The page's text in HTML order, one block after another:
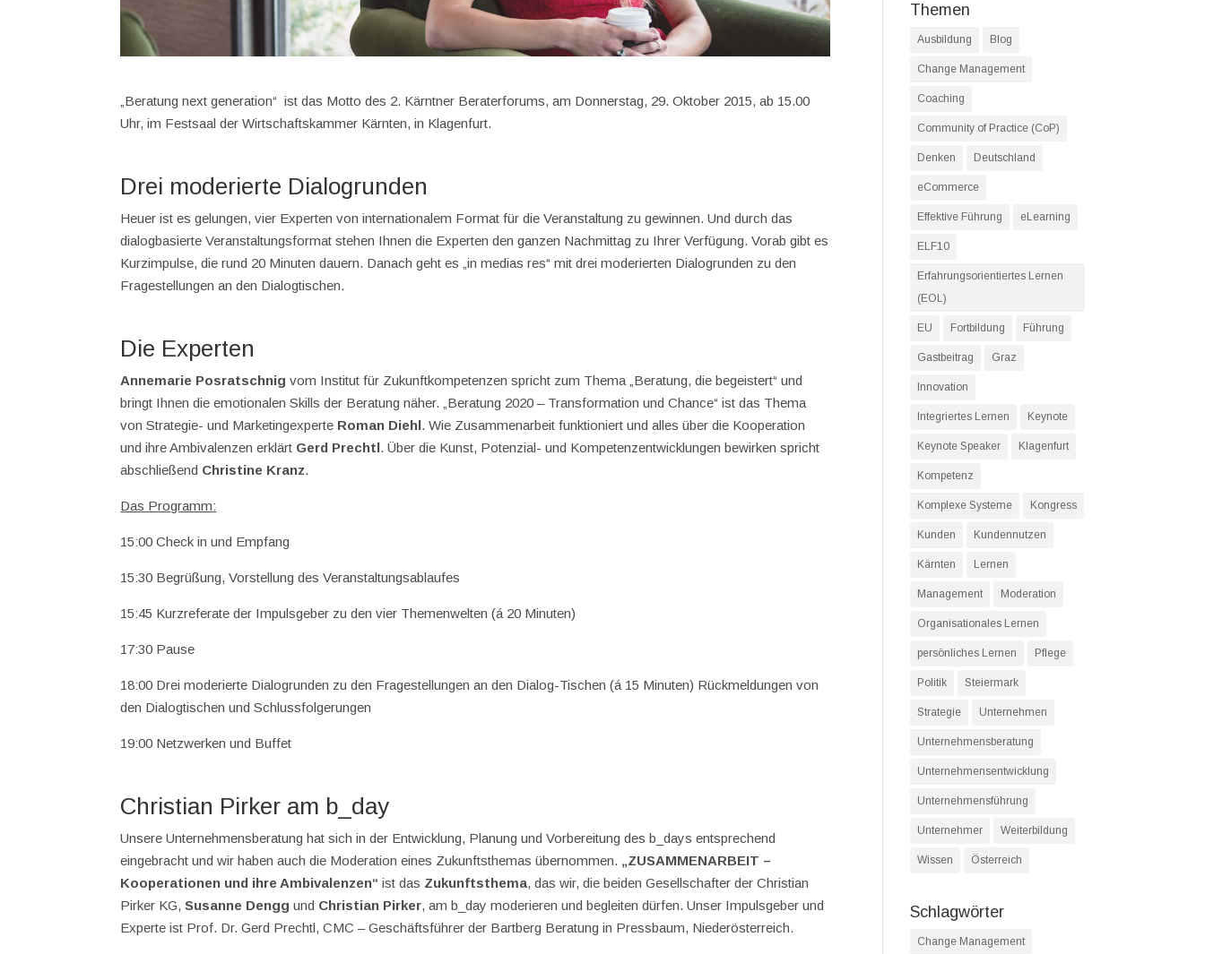
„Beratung next generation“ ist das Motto des 2. Kärntner Beraterforums, am Donnerstag, 29. Oktober 2015, ab 15.00
Uhr, im Festsaal der Wirtschaftskammer Kärnten, in Klagenfurt.
Drei moderierte Dialogrunden
Heuer ist es gelungen, vier Experten von internationalem Format für die Veranstaltung zu gewinnen. Und durch das
dialogbasierte Veranstaltungsformat stehen Ihnen die Experten den ganzen Nachmittag zu Ihrer Verfügung. Vorab gibt es
Kurzimpulse, die rund 20 Minuten dauern. Danach geht es „in medias res“ mit drei moderierten Dialogrunden zu den
Fragestellungen an den Dialogtischen.
Die Experten
Annemarie Posratschnig vom Institut für Zukunftkompetenzen spricht zum Thema „Beratung, die begeistert“ und
bringt Ihnen die emotionalen Skills der Beratung näher. „Beratung 2020 – Transformation und Chance“ ist das Thema
von Strategie- und Marketingexperte Roman Diehl. Wie Zusammenarbeit funktioniert und alles über die Kooperation
und ihre Ambivalenzen erklärt Gerd Prechtl. Über die Kunst, Potenzial- und Kompetenzentwicklungen bewirken spricht
abschließend Christine Kranz.
Das Programm:
15:00 Check in und Empfang
15:30 Begrüßung, Vorstellung des Veranstaltungsablaufes
15:45 Kurzreferate der Impulsgeber zu den vier Themenwelten (á 20 Minuten)
17:30 Pause
18:00 Drei moderierte Dialogrunden zu den Fragestellungen an den Dialog-Tischen (á 15 Minuten) Rückmeldungen von
den Dialogtischen und Schlussfolgerungen
19:00 Netzwerken und Buffet
Christian Pirker am b_day
Unsere Unternehmensberatung hat sich in der Entwicklung, Planung und Vorbereitung des b_days entsprechend
eingebracht und wir haben auch die Moderation eines Zukunftsthemas übernommen. „ZUSAMMENARBEIT –
Kooperationen und ihre Ambivalenzen“ ist das Zukunftsthema, das wir, die beiden Gesellschafter der Christian
Pirker KG,Susanne Dengg und Christian Pirker, am b_day moderieren und begleiten dürfen. Unser Impulsgeber und
Experte ist Prof. Dr. Gerd Prechtl, CMC – Geschäftsführer der Bartberg Beratung in Pressbaum, Niederösterreich.
Themen
Ausbildung Blog
Change Management
Coaching
Community of Practice (CoP)
Denken Deutschland
eCommerce
Effektive Führung eLearning
ELF10
Erfahrungsorientiertes Lernen
(EOL)
EU Fortbildung Führung
Gastbeitrag Graz
Innovation
Integriertes Lernen Keynote
Keynote Speaker Klagenfurt
Kompetenz
Komplexe Systeme Kongress
Kunden Kundennutzen
Kärnten Lernen
Management Moderation
Organisationales Lernen
persönliches Lernen Pflege
Politik Steiermark
Strategie Unternehmen
Unternehmensberatung
Unternehmensentwicklung
Unternehmensführung
Unternehmer Weiterbildung
Wissen Österreich
Schlagwörter
Change Management